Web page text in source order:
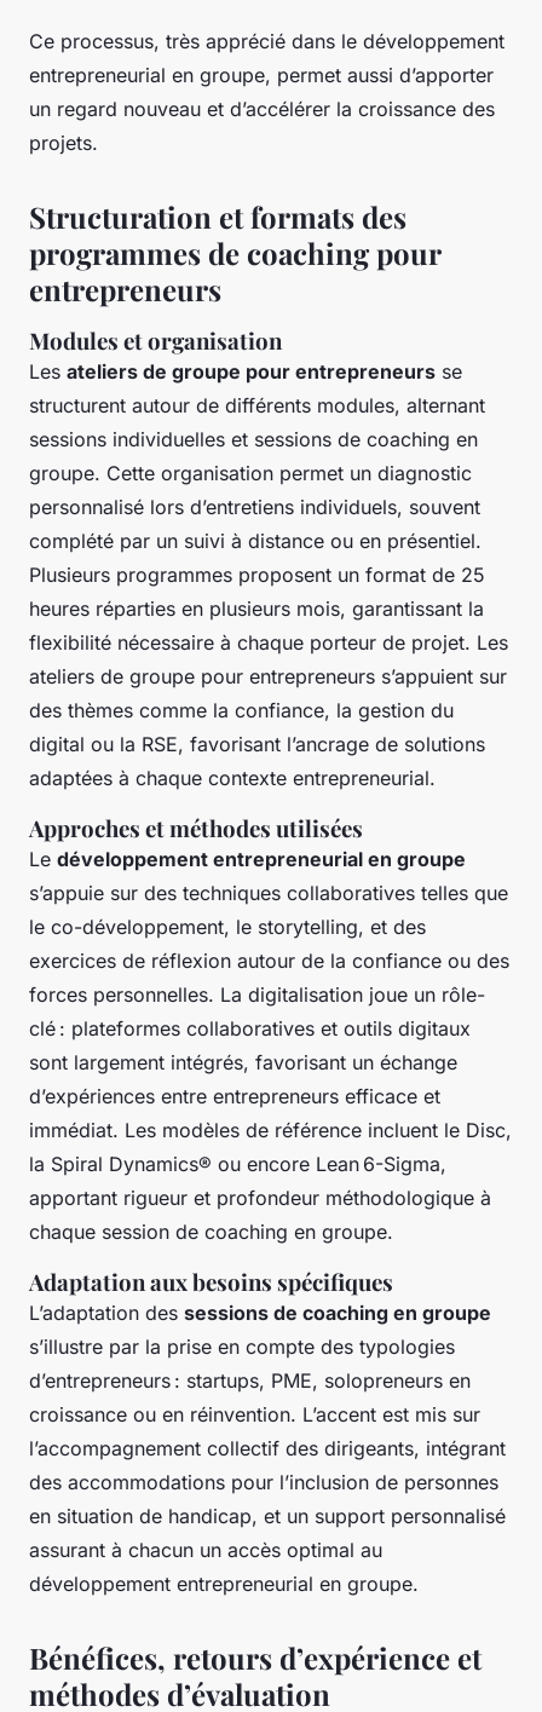
Ce processus, très apprécié dans le développement
entrepreneurial en groupe, permet aussi d’apporter
un regard nouveau et d’accélérer la croissance des
projets.
Structuration et formats des
programmes de coaching pour
entrepreneurs
Modules et organisation
Les ateliers de groupe pour entrepreneurs se
structurent autour de différents modules, alternant
sessions individuelles et sessions de coaching en
groupe. Cette organisation permet un diagnostic
personnalisé lors d’entretiens individuels, souvent
complété par un suivi à distance ou en présentiel.
Plusieurs programmes proposent un format de 25
heures réparties en plusieurs mois, garantissant la
flexibilité nécessaire à chaque porteur de projet. Les
ateliers de groupe pour entrepreneurs s’appuient sur
des thèmes comme la confiance, la gestion du
digital ou la RSE, favorisant l’ancrage de solutions
adaptées à chaque contexte entrepreneurial.
Approches et méthodes utilisées
Le développement entrepreneurial en groupe
s’appuie sur des techniques collaboratives telles que
le co-développement, le storytelling, et des
exercices de réflexion autour de la confiance ou des
forces personnelles. La digitalisation joue un rôle-
clé : plateformes collaboratives et outils digitaux
sont largement intégrés, favorisant un échange
d’expériences entre entrepreneurs efficace et
immédiat. Les modèles de référence incluent le Disc,
la Spiral Dynamics® ou encore Lean 6-Sigma,
apportant rigueur et profondeur méthodologique à
chaque session de coaching en groupe.
Adaptation aux besoins spécifiques
L’adaptation des sessions de coaching en groupe
s’illustre par la prise en compte des typologies
d’entrepreneurs : startups, PME, solopreneurs en
croissance ou en réinvention. L’accent est mis sur
l’accompagnement collectif des dirigeants, intégrant
des accommodations pour l’inclusion de personnes
en situation de handicap, et un support personnalisé
assurant à chacun un accès optimal au
développement entrepreneurial en groupe.
Bénéfices, retours d’expérience et
méthodes d’évaluation